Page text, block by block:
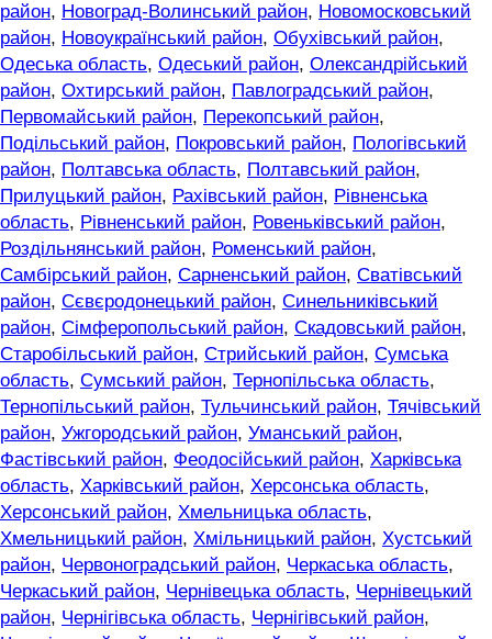
район, Новоград-Волинський район, Новомосковський
район, Новоукраїнський район, Обухівський район,
Одеська область, Одеський район, Олександрійський
район, Охтирський район, Павлоградський район,
Первомайський район, Перекопський район,
Подільський район, Покровський район, Пологівський
район, Полтавська область, Полтавський район,
Прилуцький район, Рахівський район, Рівненська
область, Рівненський район, Ровеньківський район,
Роздільнянський район, Роменський район,
Самбірський район, Сарненський район, Сватівський
район, Сєвєродонецький район, Синельниківський
район, Сімферопольський район, Скадовський район,
Старобільський район, Стрийський район, Сумська
область, Сумський район, Тернопільська область,
Тернопільський район, Тульчинський район, Тячівський
район, Ужгородський район, Уманський район,
Фастівський район, Феодосійський район, Харківська
область, Харківський район, Херсонська область,
Херсонський район, Хмельницька область,
Хмельницький район, Хмільницький район, Хустський
район, Червоноградський район, Черкаська область,
Черкаський район, Чернівецька область, Чернівецький
район, Чернігівська область, Чернігівський район,